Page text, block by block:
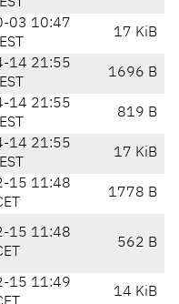
03 10:47
17 KiB
14 21:55
1696 B
14 21:55
819 B
14 21:55
17 KiB
15 11:48
1778 B
15 11:48
562 B
15 11:49
14 KiB